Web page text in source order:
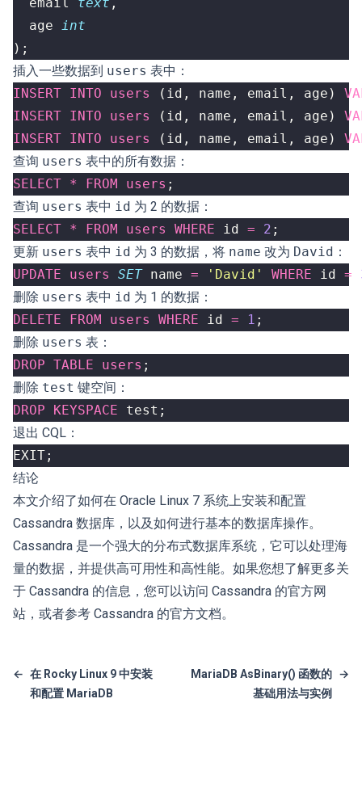
age int
);
插入一些数据到 users 表中：
INSERT INTO users ( id , name , email , age )
INSERT INTO users ( id , name , email , age )
INSERT INTO users ( id , name , email , age )
查询 users 表中的所有数据：
SELECT * FROM users ;
查询 users 表中 id 为 2 的数据：
SELECT * FROM users WHERE id = 2 ;
更新 users 表中 id 为 3 的数据，将 name 改为 David ：
UPDATE
users SET name = 'David' WHERE id =
删除 users 表中 id 为 1 的数据：
DELETE
FROM users WHERE id = 1 ;
删除 users 表：
DROP TABLE users ;
删除 test 键空间：
DROP
KEYSPACE test ;
退出 CQL：
EXIT;
结论
本文介绍了如何在 Oracle Linux 7 系统上安装和配置
Cassandra 数据库，以及如何进行基本的数据库操作。
Cassandra 是一个强大的分布式数据库系统，它可以处理海
量的数据，并提供高可用性和高性能。如果您想了解更多关
于 Cassandra 的信息，您可以访问 Cassandra 的官方网
站，或者参考 Cassandra 的官方文档。
← 在 Rocky Linux 9 中安装
和配置 MariaDB
MariaDB AsBinary() 函数的
基础用法与实例
→